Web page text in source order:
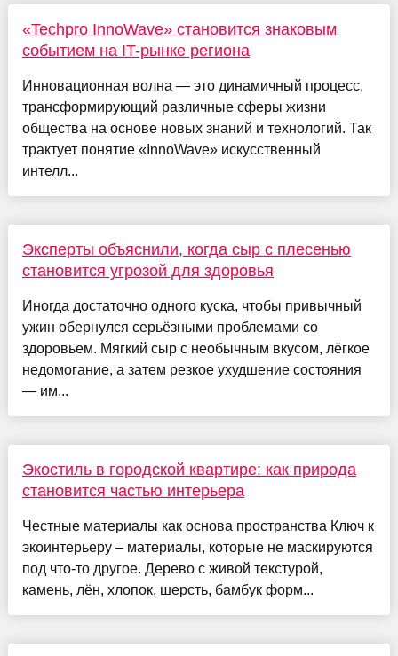
«Techpro InnoWave» становится знаковым
событием на IT-рынке региона
Инновационная волна — это динамичный процесс,
трансформирующий различные сферы жизни
общества на основе новых знаний и технологий. Так
трактует понятие «InnoWave» искусственный
интелл...
Эксперты объяснили, когда сыр с плесенью
становится угрозой для здоровья
Иногда достаточно одного куска, чтобы привычный
ужин обернулся серьёзными проблемами со
здоровьем. Мягкий сыр с необычным вкусом, лёгкое
недомогание, а затем резкое ухудшение состояния
— им...
Экостиль в городской квартире: как природа
становится частью интерьера
Честные материалы как основа пространства Ключ к
экоинтерьеру – материалы, которые не маскируются
под что-то другое. Дерево с живой текстурой,
камень, лён, хлопок, шерсть, бамбук форм...